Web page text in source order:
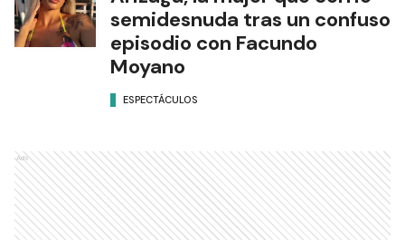
semidesnuda tras un confuso
episodio con Facundo
Moyano
ESPECTÁCULOS
Ads